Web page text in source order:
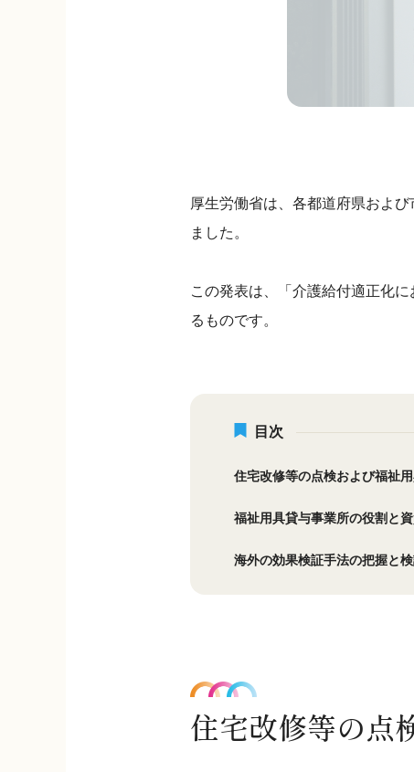
厚生労働省は、各都道府県およ
ました。
この発表は、「介護給付適正化
るものです。
目次
住宅改修等の点検および福祉
福祉用具貸与事業所の役割と
海外の効果検証手法の把握と
住宅改修等の点